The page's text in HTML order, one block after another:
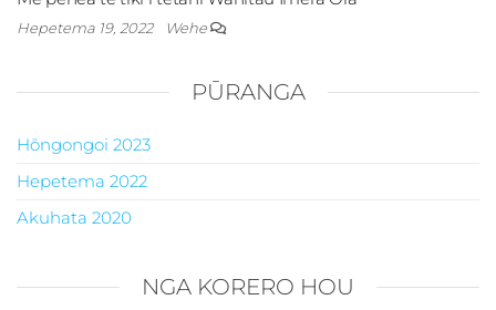
Hepetema 19, 2022 Wehe
PŪRANGA
Hōngongoi 2023
Hepetema 2022
Akuhata 2020
NGA KORERO HOU